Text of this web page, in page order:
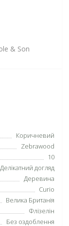
& Son
Коричневий
Zebrawood
10
Делікатний догляд
Деревина
Curio
Велика Британія
Флізелін
Без оздоблення